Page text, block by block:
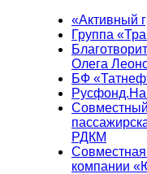
«Активный
Группа
Олега
БФ
РДКМ
Совместная
компании